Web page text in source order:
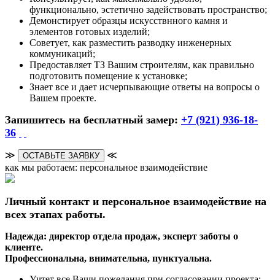
функционально, эстетично задействовать пространство;
Демонстирует образцы искусствнного камня и
элементов готовых изделий;
Советует, как разместить разводку инженерных
коммуникаций;
Предоставляет ТЗ Вашим строителям, как правильно
подготовить помещение к установке;
Знает все и дает исчерпывающие ответы на вопросы о
Вашем проекте.
Запишитесь на бесплатный замер: +7 (921) 936-18-
36
≫ ОСТАВЬТЕ ЗАЯВКУ
≪
как мы работаем: персональное взаимодействие
Личный контакт и персональное взаимодействие на
всех этапах работы.
Надежда: директор отдела продаж, эксперт заботы о
клиенте.
Профессиональна, внимательна, пунктуальна.